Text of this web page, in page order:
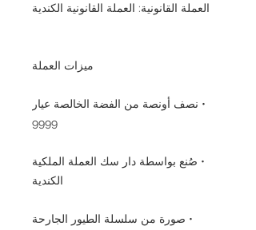
العملة القانونية: العملة القانونية الكندية
ميزات العملة
• نصف أونصة من الفضة الخالصة عيار
9999
• صُنع بواسطة دار سك العملة الملكية
الكندية
• صورة من سلسلة الطيور الجارحة